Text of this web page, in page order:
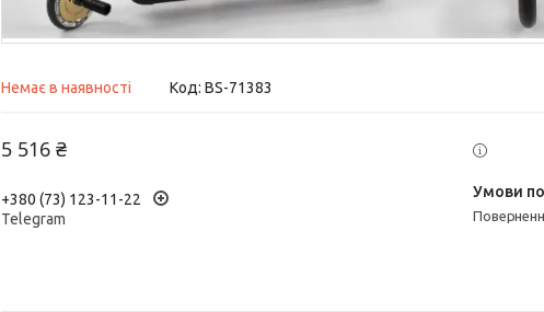
Немає в наявності Код: BS-71383
5 516 ₴
+380 (73) 123-11-22
Telegram